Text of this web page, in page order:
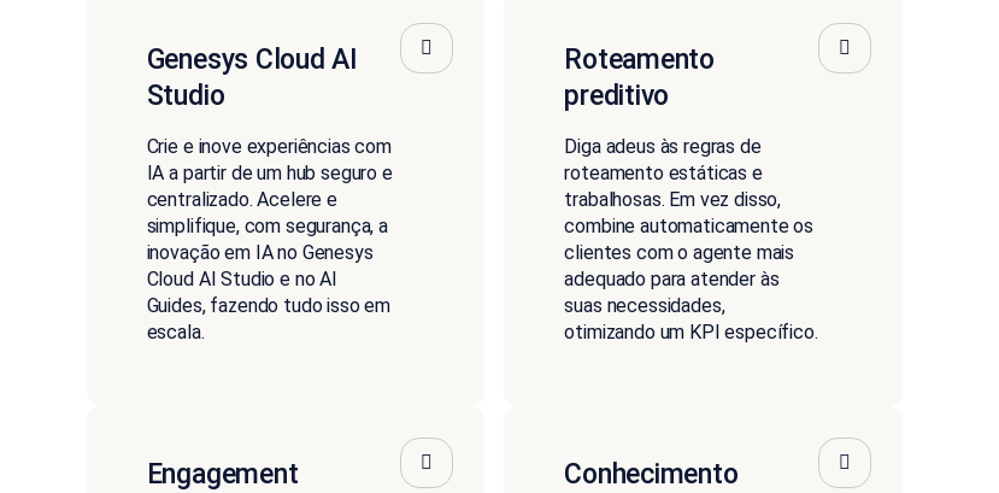
Genesys Cloud AI
Studio
Crie e inove experiências com
IA a partir de um hub seguro e
centralizado. Acelere e
simplifique, com segurança, a
inovação em IA no Genesys
Cloud AI Studio e no AI
Guides, fazendo tudo isso em
escala.
Roteamento
preditivo
Diga adeus às regras de
roteamento estáticas e
trabalhosas. Em vez disso,
combine automaticamente os
clientes com o agente mais
adequado para atender às
suas necessidades,
otimizando um KPI específico.
Engagement
Conhecimento